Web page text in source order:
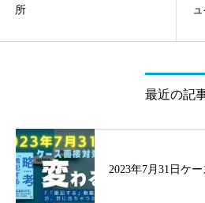
所
最近の記
2023年7月31日ケ